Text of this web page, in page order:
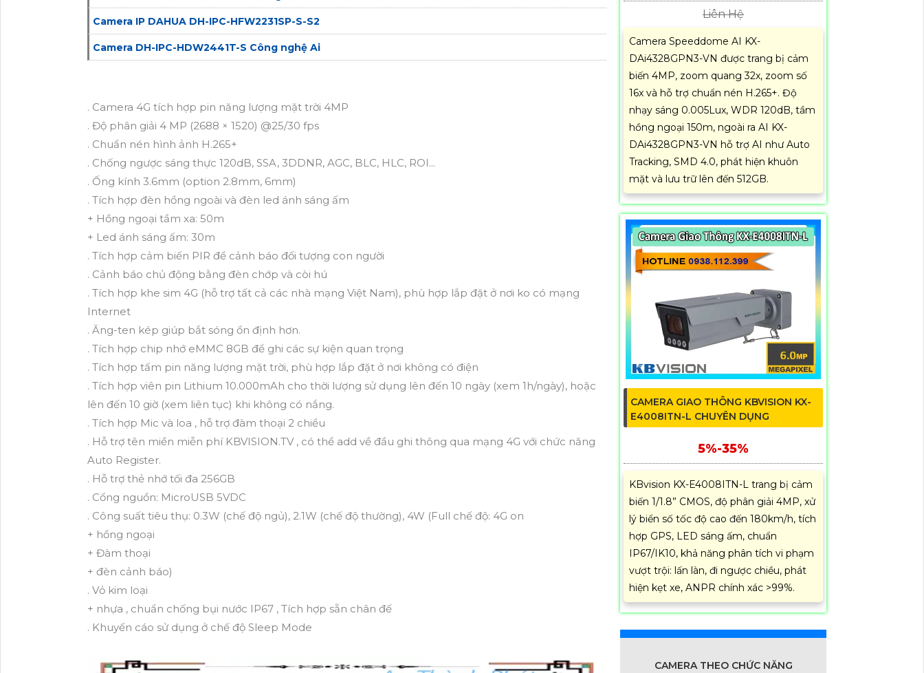
Camera IP DAHUA DH-IPC-HFW2231SP-S-S2
Camera DH-IPC-HDW2441T-S Công nghệ Ai
. Camera 4G tích hợp pin năng lượng mặt trời 4MP
. Độ phân giải 4 MP (2688 × 1520) @25/30 fps
. Chuẩn nén hình ảnh H.265+
. Chống ngược sáng thực 120dB, SSA, 3DDNR, AGC, BLC, HLC, ROI...
. Ống kính 3.6mm (option 2.8mm, 6mm)
. Tích hợp đèn hồng ngoài và đèn led ánh sáng ấm
+ Hồng ngoại tầm xa: 50m
+ Led ánh sáng ấm: 30m
. Tích hợp cảm biến PIR để cảnh báo đối tượng con người
. Cảnh báo chủ động bằng đèn chớp và còi hú
. Tích hợp khe sim 4G (hỗ trợ tất cả các nhà mạng Việt Nam), phù hợp lắp đặt ở nơi ko có mạng
Internet
. Ăng-ten kép giúp bắt sóng ổn định hơn.
. Tích hợp chip nhớ eMMC 8GB để ghi các sự kiện quan trọng
. Tích hợp tấm pin năng lượng mặt trời, phù hợp lắp đặt ở nơi không có điện
. Tích hợp viên pin Lithium 10.000mAh cho thời lượng sử dụng lên đến 10 ngày (xem 1h/ngày), hoặc
lên đến 10 giờ (xem liên tục) khi không có nắng.
. Tích hợp Mic và loa , hỗ trợ đàm thoại 2 chiều
. Hỗ trợ tên miền miễn phí KBVISION.TV , có thể add về đầu ghi thông qua mạng 4G với chức năng
Auto Register.
. Hỗ trợ thẻ nhớ tối đa 256GB
. Cổng nguồn: MicroUSB 5VDC
. Công suất tiêu thụ: 0.3W (chế độ ngủ), 2.1W (chế độ thường), 4W (Full chế độ: 4G on
+ hồng ngoại
+ Đàm thoại
+ đèn cảnh báo)
. Vỏ kim loại
+ nhựa , chuẩn chống bụi nước IP67 , Tích hợp sẵn chân đế
. Khuyến cáo sử dụng ở chế độ Sleep Mode
Liên Hệ
Camera Speeddome AI KX-
DAi4328GPN3-VN được trang bị cảm
biến 4MP, zoom quang 32x, zoom số
16x và hỗ trợ chuẩn nén H.265+. Độ
nhạy sáng 0.005Lux, WDR 120dB, tầm
hồng ngoại 150m, ngoài ra AI KX-
DAi4328GPN3-VN hỗ trợ AI như Auto
Tracking, SMD 4.0, phát hiện khuôn
mặt và lưu trữ lên đến 512GB.
CAMERA GIAO THÔNG KBVISION KX-
E4008ITN-L CHUYÊN DỤNG
5%-35%
KBvision KX-E4008ITN-L trang bị cảm
biến 1/1.8” CMOS, độ phân giải 4MP, xử
lý biển số tốc độ cao đến 180km/h, tích
hợp GPS, LED sáng ấm, chuẩn
IP67/IK10, khả năng phân tích vi phạm
vượt trội: lấn làn, đi ngược chiều, phát
hiện kẹt xe, ANPR chính xác >99%.
CAMERA THEO CHỨC NĂNG